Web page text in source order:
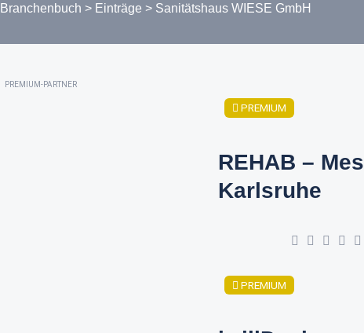
Branchenbuch > Einträge > Sanitätshaus WIESE GmbH
PREMIUM-PARTNER
PREMIUM
REHAB –
Karlsruhe
PREMIUM